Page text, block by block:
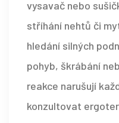
vysavač nebo
stříhání nehtů či
hledání silných
pohyb, škrábání
reakce narušují
konzultovat